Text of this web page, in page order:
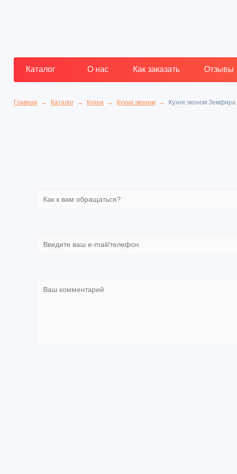
Каталог О нас Как заказать Отзывы
Главная Каталог Кухни Кухни эконом Кухня эконом Земфира